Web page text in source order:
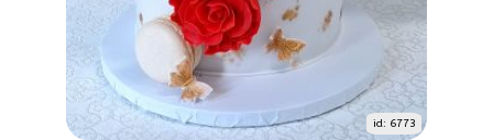
id: 6773